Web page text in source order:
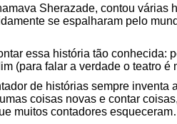
Sherazade, contou
se espalharam pelo
essa história tão conhecida:
(para falar a verdade o teatro é
de histórias sempre
coisas novas e contar
muitos contadores